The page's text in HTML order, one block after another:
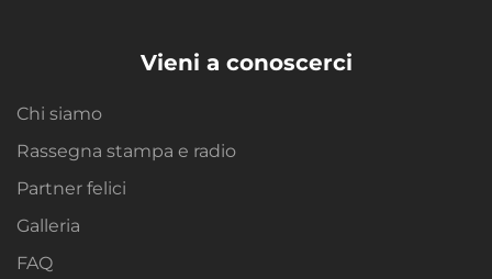
Vieni a conoscerci
Chi siamo
Rassegna stampa e radio
Partner felici
Galleria
FAQ